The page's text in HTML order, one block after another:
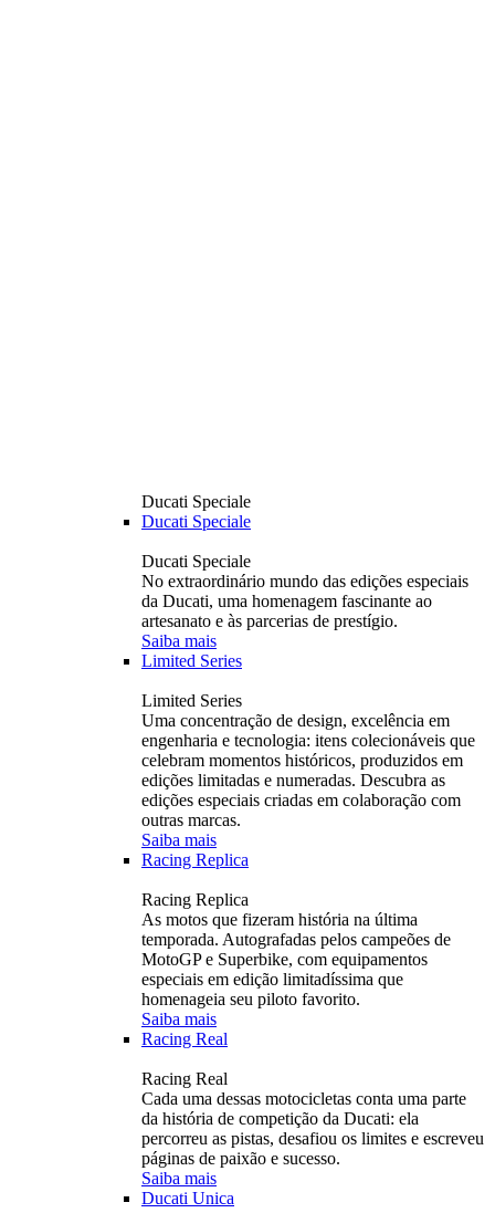
Ducati Speciale
Ducati Speciale
Ducati Speciale
No extraordinário mundo das edições especiais
da Ducati, uma homenagem fascinante ao
artesanato e às parcerias de prestígio.
Saiba mais
Limited Series
Limited Series
Uma concentração de design, excelência em
engenharia e tecnologia: itens colecionáveis ​​que
celebram momentos históricos, produzidos em
edições limitadas e numeradas. Descubra as
edições especiais criadas em colaboração com
outras marcas.
Saiba mais
Racing Replica
Racing Replica
As motos que fizeram história na última
temporada. Autografadas pelos campeões de
MotoGP e Superbike, com equipamentos
especiais em edição limitadíssima que
homenageia seu piloto favorito.
Saiba mais
Racing Real
Racing Real
Cada uma dessas motocicletas conta uma parte
da história de competição da Ducati: ela
percorreu as pistas, desafiou os limites e escreveu
páginas de paixão e sucesso.
Saiba mais
Ducati Unica